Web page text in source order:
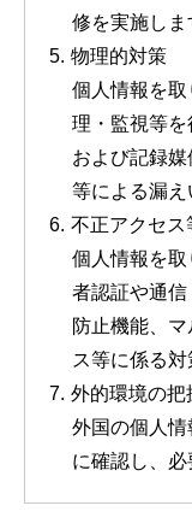
修を実施しま
物理的対策
個人情報を
理・監視等
および記録
等による漏え
不正アクセス
個人情報を
者認証や通信
防止機能、
ス等に係る対
外的環境の把
外国の個人
に確認し、必